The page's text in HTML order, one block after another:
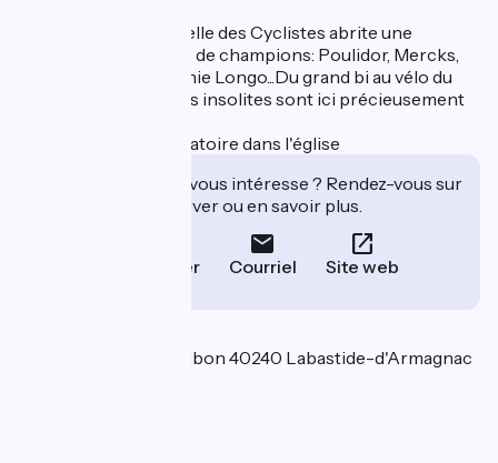
Depuis 1959, la Chapelle des Cyclistes abrite une
collection de maillots de champions: Poulidor, Mercks,
Ocaña, Virenque, Jeanie Longo...Du grand bi au vélo du
facteur, les deux roues insolites sont ici précieusement
Port du masque obligatoire dans l'église
Cet établissement vous intéresse ? Rendez-vous sur
leur site pour réserver ou en savoir plus.
Téléphoner Courriel Site web
Géou Route de Cazaubon 40240 Labastide-d'Armagnac